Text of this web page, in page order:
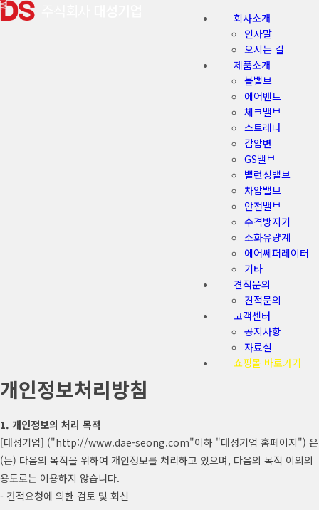
회사소개
인사말
오시는 길
제품소개
볼밸브
에어벤트
체크밸브
스트레나
감압변
GS밸브
밸런싱밸브
차압밸브
안전밸브
수격방지기
소화유량계
에어쎄퍼레이터
기타
견적문의
견적문의
고객센터
공지사항
자료실
쇼핑몰 바로가기
개인정보처리방침
1. 개인정보의 처리 목적
[대성기업] ("http://www.dae-seong.com"이하 "대성기업 홈페이지") 은
(는) 다음의 목적을 위하여 개인정보를 처리하고 있으며, 다음의 목적 이외의
용도로는 이용하지 않습니다.
- 견적요청에 의한 검토 및 회신